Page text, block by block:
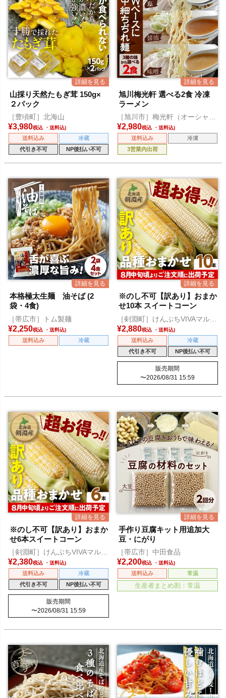
山採り天然たもぎ茸 150g×
２パック
［豊頃町］北海山
¥3,980税込
送料込み
冷蔵
代引き不可
NP後払い不可
旭川梅光軒 選べる2食 冷凍
ラーメン
［旭川市］梅光軒（オーシャ
ン）
¥2,980税込
送料込み
冷凍
3営業内出荷
本格極太生麺 油そば (2
袋・4食)
［帯広市］トム製麺
¥2,250税込
送料込み 冷蔵
※のし不可【訳あり】おまか
せ10本 スイートコーン
［剣淵町］けんぶちVIVAマルシ
ェ
¥2,880税込
送料込み
冷蔵
代引き不可
NP後払い不可
販売期間
〜2026/08/31 15:59
※のし不可【訳あり】おまか
せ6本スイートコーン
［剣淵町］けんぶちVIVAマルシ
ェ
¥2,380税込
送料込み
冷蔵
代引き不可
NP後払い不可
販売期間
〜2026/08/31 15:59
手作り豆腐キット用追加大
豆・にがり
［帯広市］中田食品
¥2,200税込
送料込み 常温
生産者まとめ割：常温